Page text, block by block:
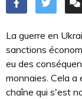
La guerre en
sanctions
eu des
monnaies. Cela
chaîne qui s'est